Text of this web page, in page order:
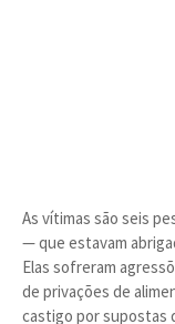
As vítimas são seis
— que estavam
Elas sofreram
de privações de
castigo por supostas